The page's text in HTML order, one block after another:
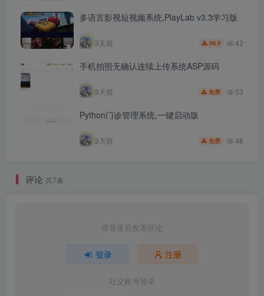
多语言影视短视频系统,PlayLab v3.3学习版
3天前 R9.9 42
手机拍照无确认连续上传系统ASP源码
3天前 免费 53
Python门诊管理系统,一键启动版
3天前 免费 48
评论 共7条
请登录后发表评论
登录 注册
社交账号登录